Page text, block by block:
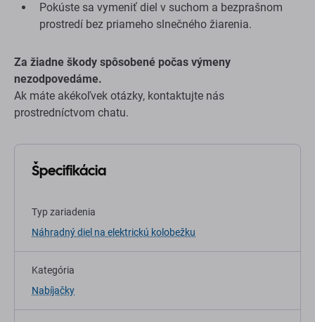
Pokúste sa vymeniť diel v suchom a bezprašnom
prostredí bez priameho slnečného žiarenia.
Za žiadne škody spôsobené počas výmeny
nezodpovedáme.
Ak máte akékoľvek otázky, kontaktujte nás
prostredníctvom chatu.
Špecifikácia
Typ zariadenia
Náhradný diel na elektrickú kolobežku
Kategória
Nabíjačky